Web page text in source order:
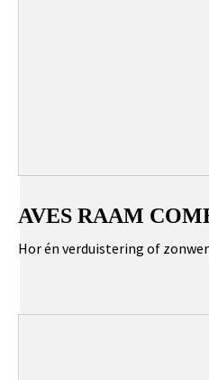
AVES RAAM
Hor én verduistering of